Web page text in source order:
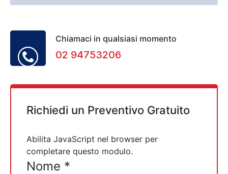
Chiamaci in qualsiasi momento
02 94753206
Richiedi un Preventivo Gratuito
Abilita JavaScript nel browser per
completare questo modulo.
Nome *